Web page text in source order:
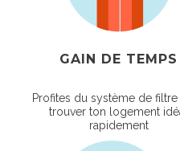
GAIN DE TEMPS
Profites du système de
trouver ton logement
rapidement